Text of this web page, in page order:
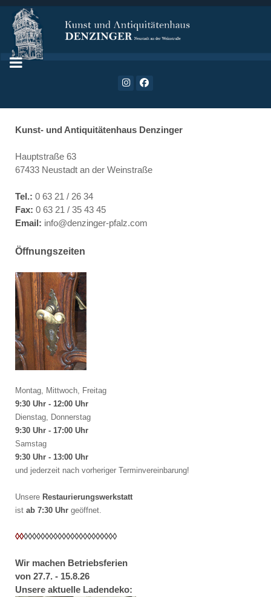
Kunst- und Antiquitätenhaus Denzinger
Hauptstraße 63
67433 Neustadt an der Weinstraße
Tel.: 0 63 21 / 26 34
Fax: 0 63 21 / 35 43 45
Email: info@denzinger-pfalz.com
Öffnungszeiten
Montag, Mittwoch, Freitag
9:30 Uhr - 12:00 Uhr
Dienstag, Donnerstag
9:30 Uhr - 17:00 Uhr
Samstag
9:30 Uhr - 13:00 Uhr
und jederzeit nach vorheriger Terminvereinbarung!
Unsere Restaurierungswerkstatt
ist ab 7:30 Uhr geöffnet.
◊◊◊◊◊◊◊◊◊◊◊◊◊◊◊◊◊◊◊◊◊◊◊◊
Wir machen Betriebsferien
von 27.7. - 15.8.26
Unsere aktuelle Ladendeko: